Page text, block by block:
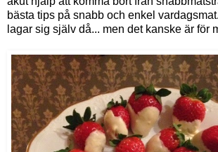
bästa tips på snabb och enkel
lagar sig själv då... men det kanske är för